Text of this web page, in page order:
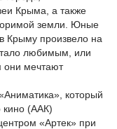
Крыма, а также
земли. Юные
Крыму произвело на
любимым, или
они мечтают
который
кино (ААК)
«Артек» при